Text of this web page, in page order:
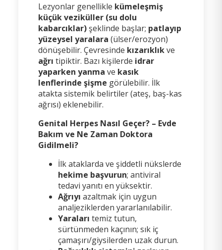
Lezyonlar genellikle kümeleşmiş
küçük veziküller (su dolu
kabarcıklar)şeklinde başlar; patlayıp
yüzeysel yaralara (ülser/erozyon)
dönüşebilir. Çevresinde kızarıklıkve
ağrı tipiktir. Bazı kişilerde idrar
yaparken yanma ve kasık
lenflerinde şişme görülebilir. İlk
atakta sistemik belirtiler (ateş, baş-kas
ağrısı) eklenebilir.
Genital Herpes Nasıl Geçer? – Evde
Bakım ve Ne Zaman Doktora
Gidilmeli?
İlk ataklarda ve şiddetli nükslerde
hekime başvurun; antiviral
tedavi yanıtı en yüksektir.
Ağrıyı azaltmak için uygun
analjeziklerden yararlanılabilir.
Yaraları temiz tutun,
sürtünmeden kaçının; sık iç
çamaşırı/giysilerden uzak durun.